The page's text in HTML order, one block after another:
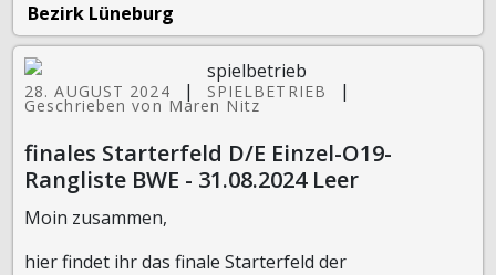
Bezirk Lüneburg
28. AUGUST 2024 | SPIELBETRIEB |
Geschrieben von Maren Nitz
finales Starterfeld D/E Einzel-O19-
Rangliste BWE - 31.08.2024 Leer
Moin zusammen,
hier findet ihr das finale Starterfeld der